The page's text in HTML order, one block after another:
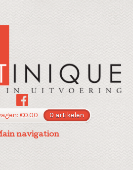
€0.00 0 artikelen
navigation